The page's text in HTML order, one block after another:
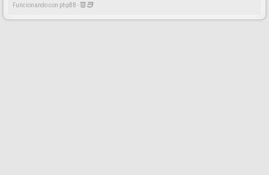
Funcionando con phpBB -